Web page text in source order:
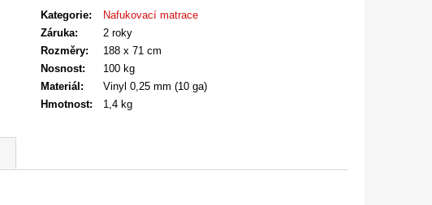
Kategorie:
Nafukovací matrace
Záruka:
2 roky
Rozměry:
188 x 71 cm
Nosnost:
100 kg
Materiál:
Vinyl 0,25 mm (10 ga)
Hmotnost: 1,4 kg